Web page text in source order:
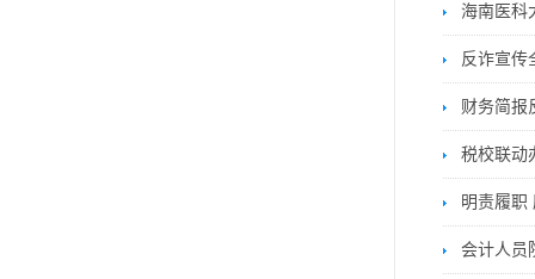
海南医科
反诈宣传
财务简报
税校联动
明责履职
会计人员